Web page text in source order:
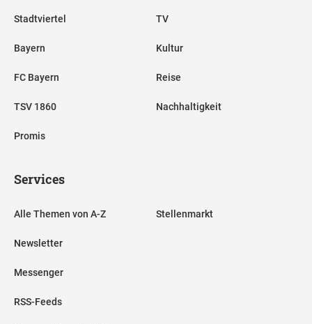
Stadtviertel
Bayern
FC Bayern
TSV 1860
Promis
TV
Kultur
Reise
Nachhaltigkeit
Services
Alle Themen von A-Z
Newsletter
Messenger
RSS-Feeds
Stellenmarkt